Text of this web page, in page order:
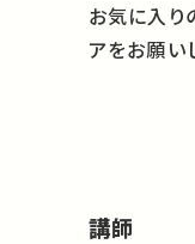
お気に入り
アをお願い
講師